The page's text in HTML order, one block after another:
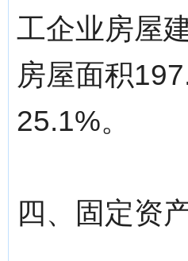
工企业房屋
房屋面积
25.1%。
四、固定资